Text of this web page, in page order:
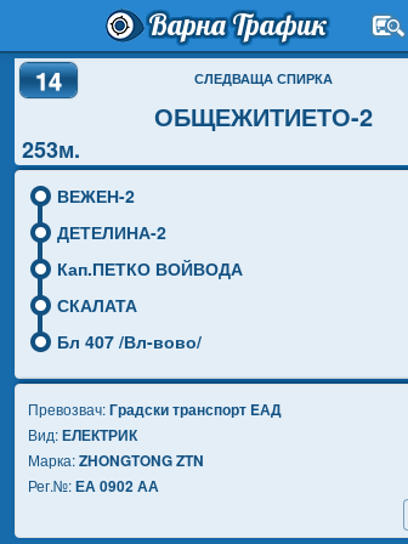
Варна Трафик
14 СЛЕДВАЩА СПИРКА
ОБЩЕЖИТИЕТО-2
253м.
ВЕЖЕН-2
ДЕТЕЛИНА-2
Кап.ПЕТКО ВОЙВОДА
СКАЛАТА
Бл 407 /Вл-вово/
Превозвач:Градски транспорт EАД
Вид:ЕЛЕКТРИК
Марка:ZHONGTONG ZTN
Рег.№:ЕА 0902 АА